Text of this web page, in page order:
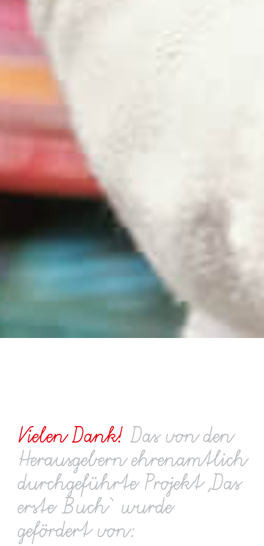
Vielen Dank! Das von den
Herausgebern ehren­amtlich
durchgeführte Projekt ‚Das
erste Buch‘ wurde
gefördert von: